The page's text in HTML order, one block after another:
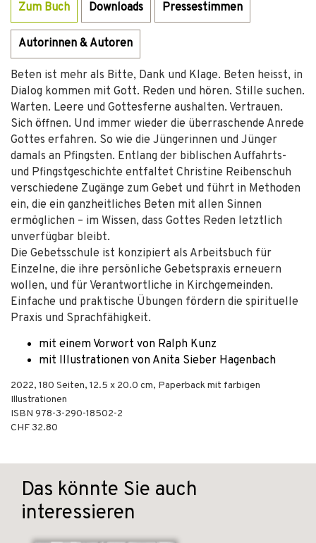
Zum Buch Downloads Pressestimmen
Autorinnen & Autoren
Beten ist mehr als Bitte, Dank und Klage. Beten heisst, in
Dialog kommen mit Gott. Reden und hören. Stille suchen.
Warten. Leere und Gottesferne aushalten. Vertrauen.
Sich öffnen. Und immer wieder die überraschende Anrede
Gottes erfahren. So wie die Jüngerinnen und Jünger
damals an Pfingsten. Entlang der biblischen Auffahrts-
und Pfingstgeschichte entfaltet Christine Reibenschuh
verschiedene Zugänge zum Gebet und führt in Methoden
ein, die ein ganzheitliches Beten mit allen Sinnen
ermöglichen – im Wissen, dass Gottes Reden letztlich
unverfügbar bleibt.
Die Gebetsschule ist konzipiert als Arbeitsbuch für
Einzelne, die ihre persönliche Gebetspraxis erneuern
wollen, und für Verantwortliche in Kirchgemeinden.
Einfache und praktische Übungen fördern die spirituelle
Praxis und Sprachfähigkeit.
mit einem Vorwort von Ralph Kunz
mit Illustrationen von Anita Sieber Hagenbach
2022, 180 Seiten, 12.5 x 20.0 cm, Paperback mit farbigen
Illustrationen
ISBN 978-3-290-18502-2
CHF 32.80
Das könnte Sie auch
interessieren